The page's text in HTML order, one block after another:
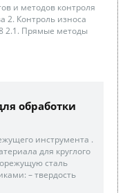
и методов контроля
2. Контроль износа
2.1. Прямые методы
обработки
инструмента .
для круглого
сталь
– твердость